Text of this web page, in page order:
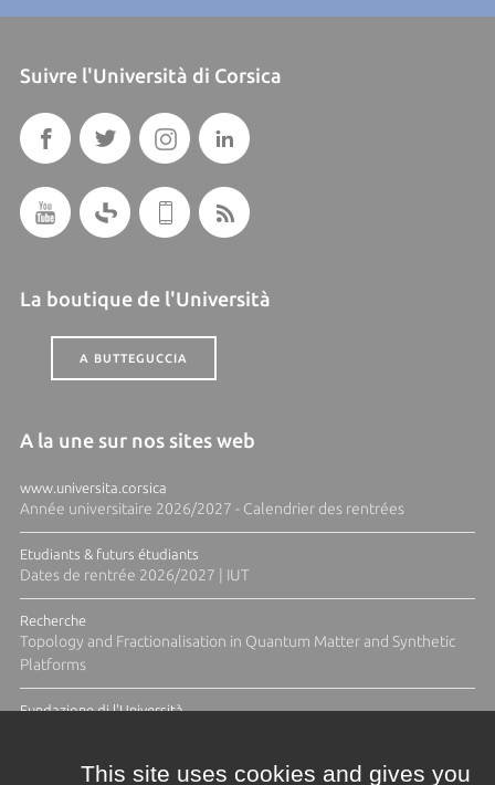
Suivre l'Università di Corsica
La boutique de l'Università
A BUTTEGUCCIA
A la une sur nos sites web
www.universita.corsica
Année universitaire 2026/2027 - Calendrier des rentrées
Etudiants & futurs étudiants
Dates de rentrée 2026/2027 | IUT
Recherche
Topology and Fractionalisation in Quantum Matter and Synthetic
Platforms
Fundazione di l'Università
This site uses cookies and gives you